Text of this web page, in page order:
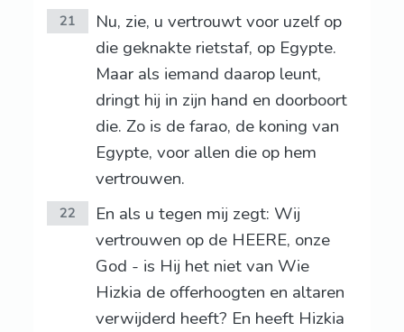
21
Nu, zie, u vertrouwt voor uzelf op
die geknakte rietstaf, op Egypte.
Maar als iemand daarop leunt,
dringt hij in zijn hand en doorboort
die. Zo is de farao, de koning van
Egypte, voor allen die op hem
vertrouwen.
22
En als u tegen mij zegt: Wij
vertrouwen op de HEERE, onze
God - is Hij het niet van Wie
Hizkia de offerhoogten en altaren
verwijderd heeft? En heeft Hizkia